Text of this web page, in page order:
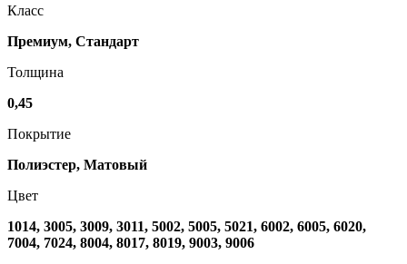
Класс
Премиум, Стандарт
Толщина
0,45
Покрытие
Полиэстер, Матовый
Цвет
1014, 3005, 3009, 3011, 5002, 5005, 5021, 6002, 6005, 6020,
7004, 7024, 8004, 8017, 8019, 9003, 9006